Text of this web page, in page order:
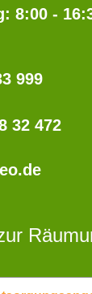
8:00 -
999
32 472